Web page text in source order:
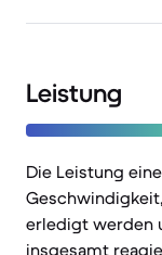
Leistung
Die Leistung
erledigt werden
insgesamt